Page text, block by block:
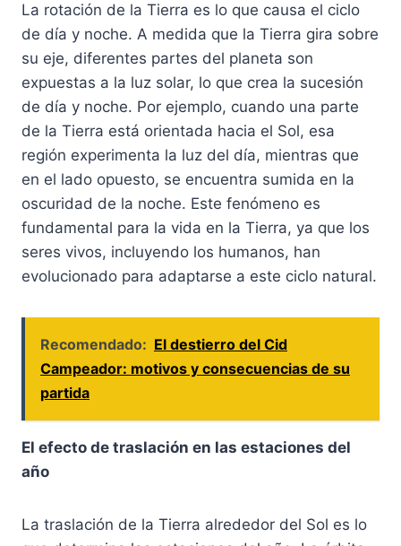
La rotación de la Tierra es lo que causa el ciclo
de día y noche. A medida que la Tierra gira sobre
su eje, diferentes partes del planeta son
expuestas a la luz solar, lo que crea la sucesión
de día y noche. Por ejemplo, cuando una parte
de la Tierra está orientada hacia el Sol, esa
región experimenta la luz del día, mientras que
en el lado opuesto, se encuentra sumida en la
oscuridad de la noche. Este fenómeno es
fundamental para la vida en la Tierra, ya que los
seres vivos, incluyendo los humanos, han
evolucionado para adaptarse a este ciclo natural.
Recomendado: El destierro del Cid
Campeador: motivos y consecuencias de su
partida
El efecto de traslación en las estaciones del
año
La traslación de la Tierra alrededor del Sol es lo